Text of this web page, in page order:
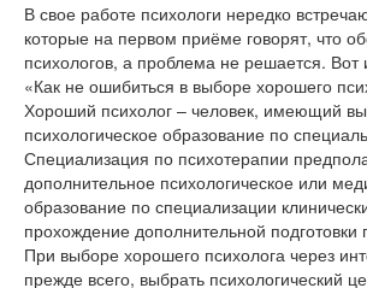
В свое работе психологи нередко
которые на первом приёме говорят, что
психологов, а проблема не решается. Вот
«Как не ошибиться в выборе хорошего
Хороший психолог – человек, имеющий
психологическое образование по
Специализация по психотерапии
дополнительное психологическое или
образование по специализации
прохождение дополнительной подготовки
При выборе хорошего психолога через
прежде всего, выбрать психологический